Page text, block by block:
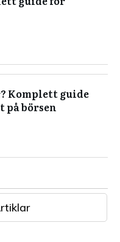
Komplett guide
börsen